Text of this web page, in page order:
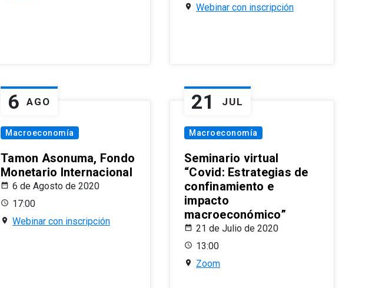
Webinar con inscripción
6 AGO
Macroeconomía
Tamon Asonuma, Fondo
Monetario Internacional
6 de Agosto de 2020
17:00
Webinar con inscripción
21 JUL
Macroeconomía
Seminario virtual
“Covid: Estrategias de
confinamiento e
impacto
macroeconómico”
21 de Julio de 2020
13:00
Zoom